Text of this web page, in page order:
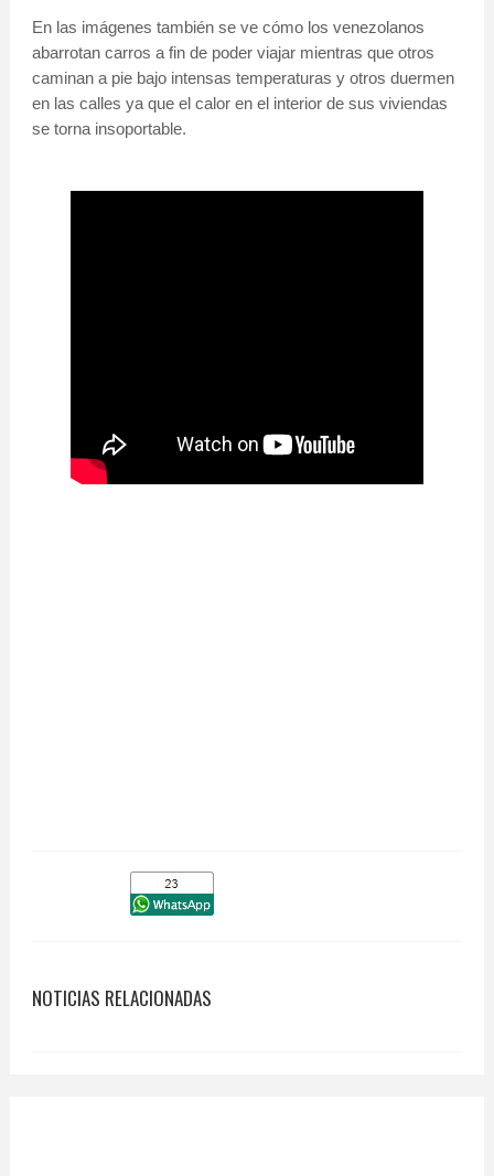
En las imágenes también se ve cómo los venezolanos
abarrotan carros a fin de poder viajar mientras que otros
caminan a pie bajo intensas temperaturas y otros duermen
en las calles ya que el calor en el interior de sus viviendas
se torna insoportable.
NOTICIAS RELACIONADAS